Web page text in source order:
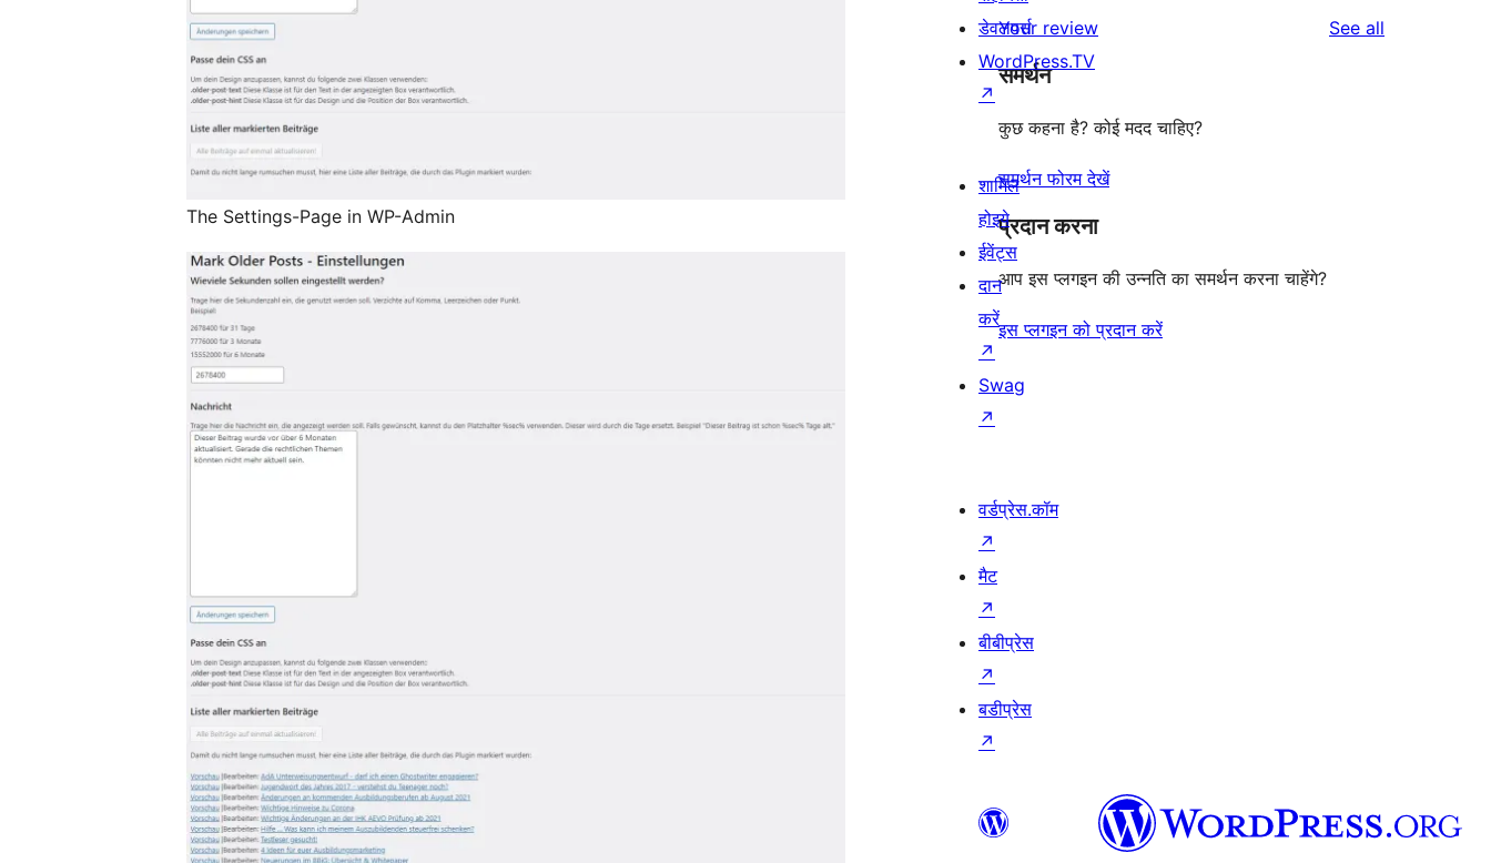
The Settings-Page in WP-Admin
Your review See all
समर्थन
कुछ कहना है? कोई मदद चाहिए?
समर्थन फोरम देखें
प्रदान करना
आप इस प्लगइन की उन्नति का समर्थन करना चाहेंगे?
इस प्लगइन को प्रदान करें
डेवलपर्स
WordPress.TV
↗
शामिल
होइये
ईवेंट्स
दान
करें
↗
Swag
↗
वर्डप्रेस.कॉम
↗
मैट
↗
बीबीप्रेस
↗
बडीप्रेस
↗